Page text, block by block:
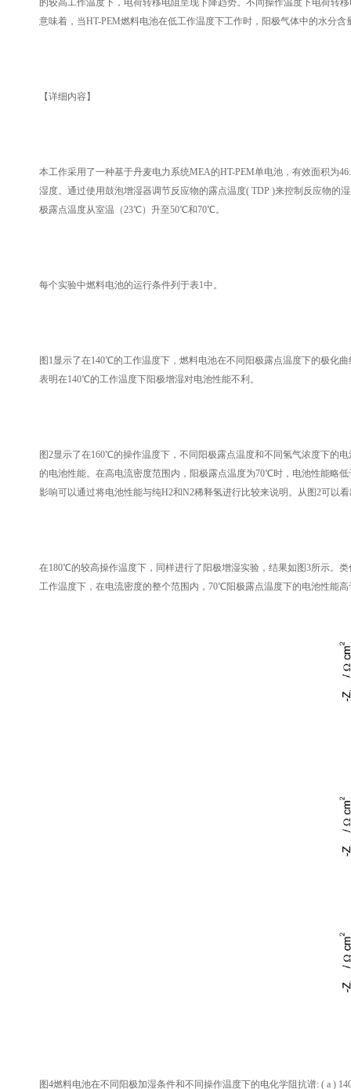
的较高工作温度下，电荷转移电阻呈现下降趋势。不同操作温度下电荷转
意味着，当HT-PEM燃料电池在低工作温度下工作时，阳极气体中的水分
【详细内容】
本工作采用了一种基于丹麦电力系统MEA的HT-PEM单电池，有效面积为
湿度。通过使用鼓泡增湿器调节反应物的露点温度( TDP )来控制反应物
极露点温度从室温（23℃）升至50℃和70℃。
每个实验中燃料电池的运行条件列于表1中。
图1显示了在140℃的工作温度下，燃料电池在不同阳极露点温度下的极化
表明在140℃的工作温度下阳极增湿对电池性能不利。
图2显示了在160℃的操作温度下，不同阳极露点温度和不同氢气浓度下的
的电池性能。在高电流密度范围内，阳极露点温度为70℃时，电池性能略
影响可以通过将电池性能与纯H2和N2稀释氢进行比较来说明。从图2可以
在180℃的较高操作温度下，同样进行了阳极增湿实验，结果如图3所示。
工作温度下，在电流密度的整个范围内，70℃阳极露点温度下的电池性能
图4燃料电池在不同阳极加湿条件和不同操作温度下的电化学阻抗谱: ( a )